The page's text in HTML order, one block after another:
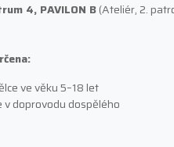
4, PAVILON B(Ateliér, 2.
ve věku 5–18 let
v doprovodu dospělého